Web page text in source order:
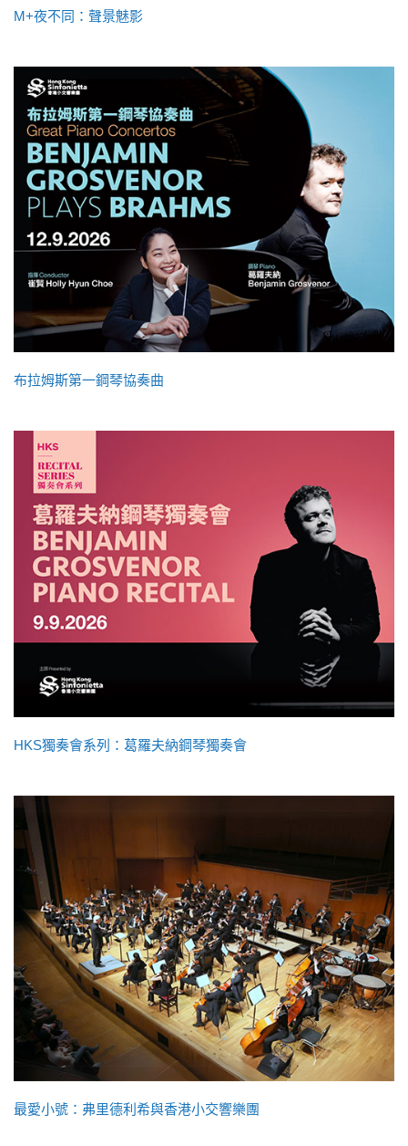
M+夜不同：聲景魅影
布拉姆斯第一鋼琴協奏曲
HKS獨奏會系列：葛羅夫納鋼琴獨奏會
最愛小號：弗里德利希與香港小交響樂團